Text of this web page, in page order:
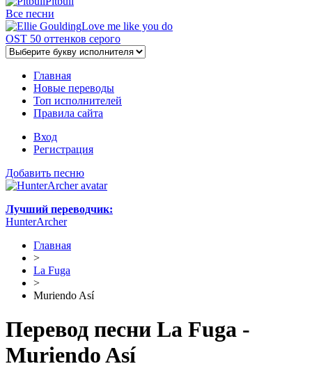
Все песни
Love me like you do
OST 50 оттенков серого
Главная
Новые переводы
Топ исполнителей
Правила сайта
Вход
Регистрация
Добавить песню
Лучший переводчик:
HunterArcher
Главная
>
La Fuga
>
Muriendo Así
Перевод песни La Fuga -
Muriendo Así